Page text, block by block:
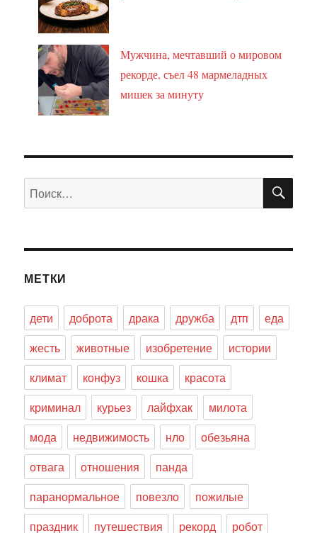
Мужчина, мечтавший о мировом
рекорде, съел 48 мармеладных
мишек за минуту
Искать:
МЕТКИ
дети доброта драка дружба дтп
еда
жесть
животные изобретение
истории
климат
конфуз кошка
красота
криминал
курьез лайфхак
милота
мода
недвижимость нло
обезьяна
отвага
отношения
панда
паранормальное
повезло
пожилые
праздник
путешествия рекорд
робот